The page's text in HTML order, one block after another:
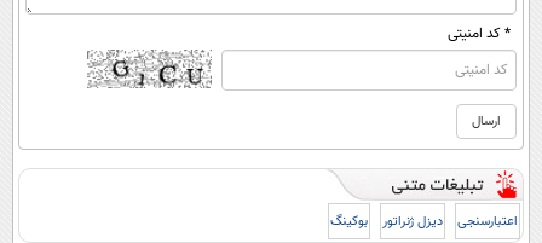
* کد امنیتی
اعتبارسنجی دیزل ژنراتور بوکینگ